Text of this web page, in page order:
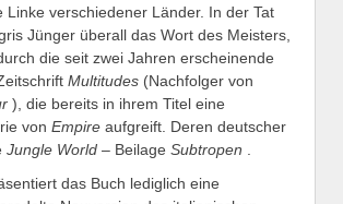
Linke verschiedener Länder. In der Tat
Jünger überall das Wort des Meisters,
die seit zwei Jahren erscheinende
Multitudes (Nachfolger von
), die bereits in ihrem Titel eine
von Empire aufgreift. Deren deutscher
Jungle World – Beilage Subtropen .
das Buch lediglich eine